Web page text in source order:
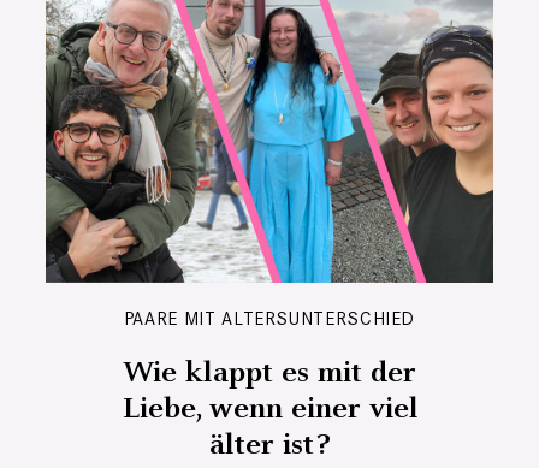
PAARE MIT ALTERSUNTERSCHIED
Wie klappt es mit der
Liebe, wenn einer viel
älter ist?